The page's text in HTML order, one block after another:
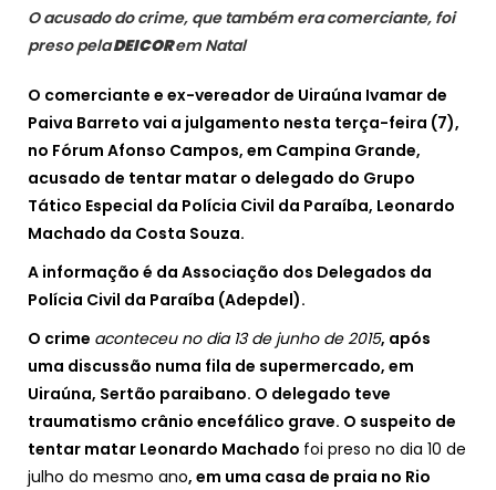
O acusado do crime, que também era comerciante, foi
preso pelaDEICORem Natal
O comerciante e ex-vereador de Uiraúna Ivamar de
Paiva Barreto vai a julgamento nesta terça-feira (7),
no Fórum Afonso Campos, em Campina Grande,
acusado de tentar matar o delegado do Grupo
Tático Especial da Polícia Civil da Paraíba, Leonardo
Machado da Costa Souza.
A informação é da Associação dos Delegados da
Polícia Civil da Paraíba (Adepdel).
O crime aconteceu no dia 13 de junho de 2015, após
uma discussão numa fila de supermercado, em
Uiraúna, Sertão paraibano. O delegado teve
traumatismo crânio encefálico grave. O suspeito de
tentar matar Leonardo Machado foi preso no dia 10 de
julho do mesmo ano, em uma casa de praia no Rio